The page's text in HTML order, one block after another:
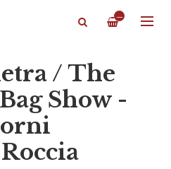
—
/ The
Show -